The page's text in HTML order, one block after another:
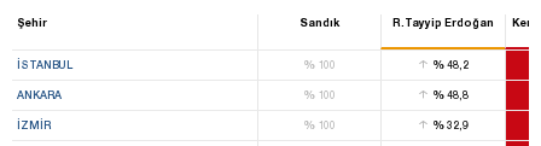
Şehir Sandık R.Tayyip Erdoğan
İSTANBUL %100 %48,2
ANKARA %100 %48,8
İZMIR %100 %32,9